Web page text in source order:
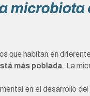
microbiota
que habitan en
más poblada. La
en el desarrollo